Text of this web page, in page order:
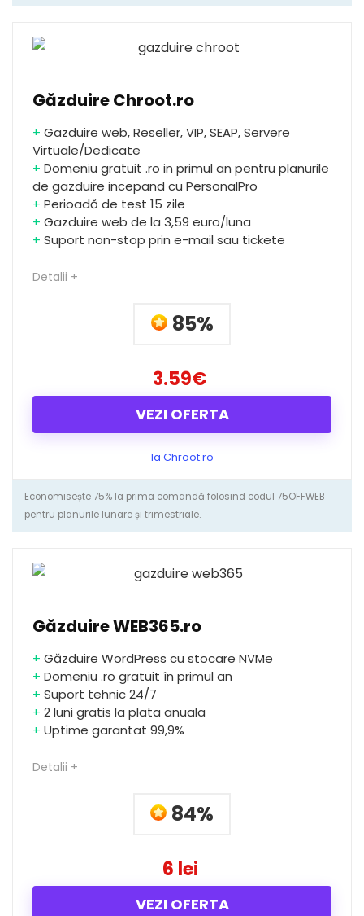
Găzduire Chroot.ro
+ Gazduire web, Reseller, VIP, SEAP, Servere
Virtuale/Dedicate
+ Domeniu gratuit .ro in primul an pentru planurile
de gazduire incepand cu PersonalPro
+ Perioadă de test 15 zile
+ Gazduire web de la 3,59 euro/luna
+ Suport non-stop prin e-mail sau tickete
Detalii +
85%
3.59€
VEZI OFERTA
la Chroot.ro
Economisește 75% la prima comandă folosind codul 75OFFWEB
pentru planurile lunare și trimestriale.
Găzduire WEB365.ro
+ Găzduire WordPress cu stocare NVMe
+ Domeniu .ro gratuit în primul an
+ Suport tehnic 24/7
+ 2 luni gratis la plata anuala
+ Uptime garantat 99,9%
Detalii +
84%
6 lei
VEZI OFERTA